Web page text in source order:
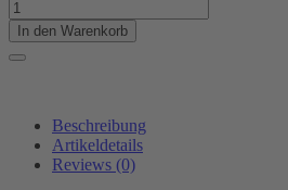
In den Warenkorb
Beschreibung
Artikeldetails
Reviews (0)